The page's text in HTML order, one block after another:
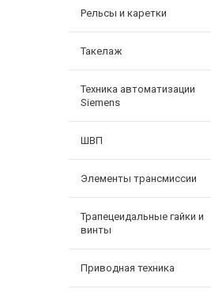
Рельсы и каретки
Такелаж
Техника автоматизации
Siemens
ШВП
Элементы трансмиссии
Трапецеидальные гайки и
винты
Приводная техника